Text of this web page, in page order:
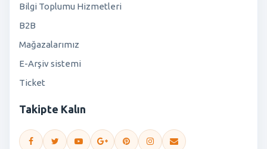
Bilgi Toplumu Hizmetleri
B2B
Mağazalarımız
E-Arşiv sistemi
Ticket
Takipte Kalın